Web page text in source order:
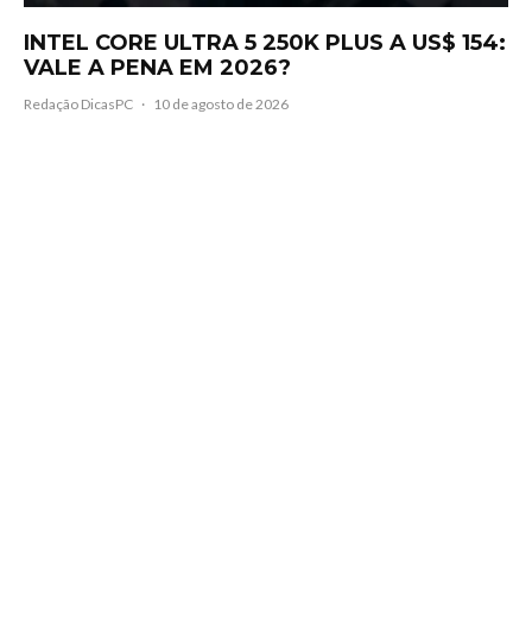
INTEL CORE ULTRA 5 250K PLUS A US$ 154:
VALE A PENA EM 2026?
Redação DicasPC · 10 de agosto de 2026